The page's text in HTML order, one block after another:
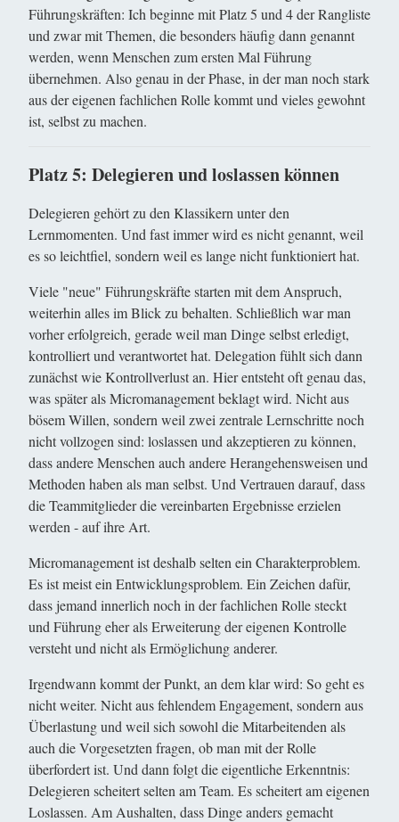
Führungskräften: Ich beginne mit Platz 5 und 4 der Rangliste
und zwar mit Themen, die besonders häufig dann genannt
werden, wenn Menschen zum ersten Mal Führung
übernehmen. Also genau in der Phase, in der man noch stark
aus der eigenen fachlichen Rolle kommt und vieles gewohnt
ist, selbst zu machen.
Platz 5: Delegieren und loslassen können
Delegieren gehört zu den Klassikern unter den
Lernmomenten. Und fast immer wird es nicht genannt, weil
es so leichtfiel, sondern weil es lange nicht funktioniert hat.
Viele "neue" Führungskräfte starten mit dem Anspruch,
weiterhin alles im Blick zu behalten. Schließlich war man
vorher erfolgreich, gerade weil man Dinge selbst erledigt,
kontrolliert und verantwortet hat. Delegation fühlt sich dann
zunächst wie Kontrollverlust an. Hier entsteht oft genau das,
was später als Micromanagement beklagt wird. Nicht aus
bösem Willen, sondern weil zwei zentrale Lernschritte noch
nicht vollzogen sind: loslassen und akzeptieren zu können,
dass andere Menschen auch andere Herangehensweisen und
Methoden haben als man selbst. Und Vertrauen darauf, dass
die Teammitglieder die vereinbarten Ergebnisse erzielen
werden - auf ihre Art.
Micromanagement ist deshalb selten ein Charakterproblem.
Es ist meist ein Entwicklungsproblem. Ein Zeichen dafür,
dass jemand innerlich noch in der fachlichen Rolle steckt
und Führung eher als Erweiterung der eigenen Kontrolle
versteht und nicht als Ermöglichung anderer.
Irgendwann kommt der Punkt, an dem klar wird: So geht es
nicht weiter. Nicht aus fehlendem Engagement, sondern aus
Überlastung und weil sich sowohl die Mitarbeitenden als
auch die Vorgesetzten fragen, ob man mit der Rolle
überfordert ist. Und dann folgt die eigentliche Erkenntnis:
Delegieren scheitert selten am Team. Es scheitert am eigenen
Loslassen. Am Aushalten, dass Dinge anders gemacht